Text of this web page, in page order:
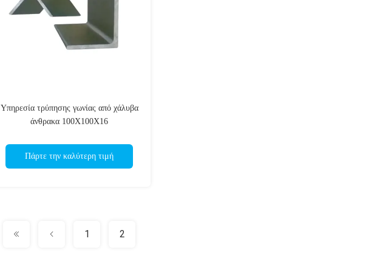
Υπηρεσία τρύπησης γωνίας από χάλυβα
άνθρακα 100X100X16
Πάρτε την καλύτερη τιμή
1 2